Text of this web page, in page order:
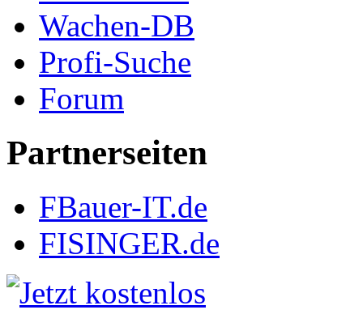
Wachen-DB
Profi-Suche
Forum
Partnerseiten
FBauer-IT.de
FISINGER.de